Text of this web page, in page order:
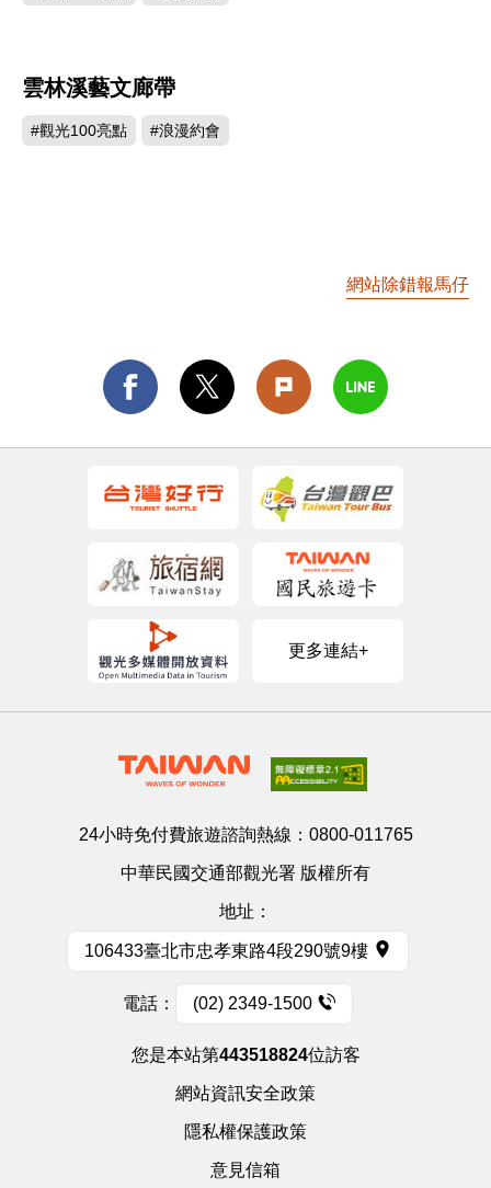
雲林溪藝文廊帶
#觀光100亮點 #浪漫約會
網站除錯報馬仔
更多連結+
24小時免付費旅遊諮詢熱線： 0800-011765
中華民國交通部觀光署 版權所有
地址：
106433臺北市忠孝東路4段290號9樓
電話： (02) 2349-1500
您是本站第443518824位訪客
網站資訊安全政策
隱私權保護政策
意見信箱